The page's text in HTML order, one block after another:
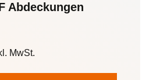
Abdeckungen
MwSt.